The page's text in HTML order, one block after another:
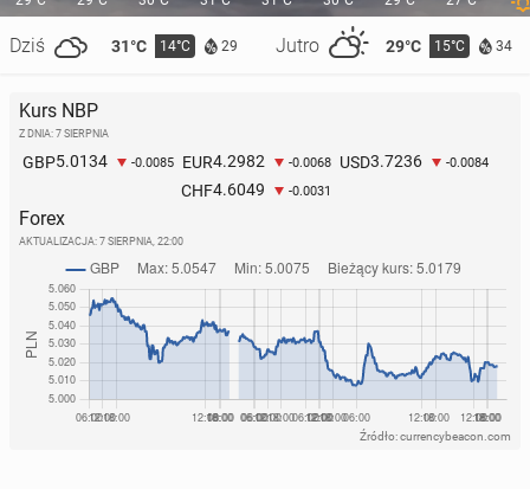
USA: Urząd ds. imi­gran­tów będzie mógł de­por­to­wać
Dziś 31°C 14°C 29 Jutro 29°C 15°C 34
Kurs NBP
Z DNIA: 7 SIERPNIA
GBP5.0134 -0.0085 EUR4.2982 -0.0068 USD3.7236 -0.0084
CHF4.6049 -0.0031
Forex
AKTUALIZACJA: 7 SIERPNIA, 22:00
Źródło: currencybeacon.com